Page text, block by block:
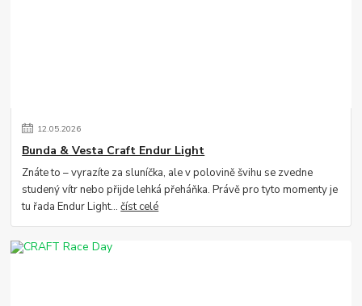
12.05.2026
Bunda & Vesta Craft Endur Light
Znáte to – vyrazíte za sluníčka, ale v polovině švihu se zvedne
studený vítr nebo přijde lehká přeháňka. Právě pro tyto momenty je
tu řada Endur Light...číst celé